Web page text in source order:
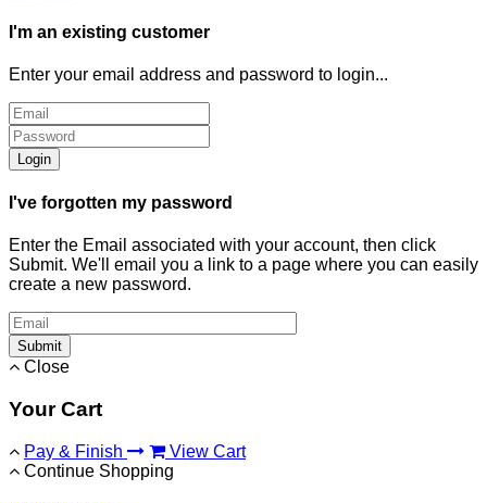
I'm an existing customer
Enter your email address and password to login...
Login
I've forgotten my password
Enter the Email associated with your account, then click
Submit. We'll email you a link to a page where you can easily
create a new password.
Submit
Close
Your Cart
Pay & Finish
View Cart
Continue Shopping